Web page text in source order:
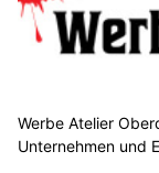
Werbe Atelier
Unternehmen und